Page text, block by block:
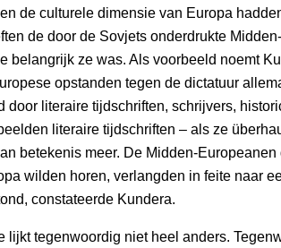
de culturele dimensie van Europa
de door de Sovjets onderdrukte
belangrijk ze was. Als voorbeeld noemt
opstanden tegen de dictatuur
door literaire tijdschriften, schrijvers,
literaire tijdschriften – als ze
betekenis meer. De Midden-Europeanen
wilden horen, verlangden in feite naar
constateerde Kundera.
lijkt tegenwoordig niet heel anders.